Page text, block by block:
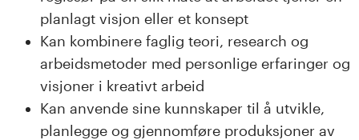
planlagt visjon eller et konsept
Kan kombinere faglig teori, research og
arbeidsmetoder med personlige erfaringer og
visjoner i kreativt arbeid
Kan anvende sine kunnskaper til å utvikle,
planlegge og gjennomføre produksjoner av